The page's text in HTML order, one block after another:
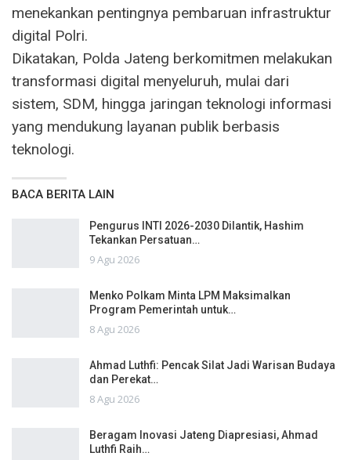
menekankan pentingnya pembaruan infrastruktur
digital Polri.
Dikatakan, Polda Jateng berkomitmen melakukan
transformasi digital menyeluruh, mulai dari
sistem, SDM, hingga jaringan teknologi informasi
yang mendukung layanan publik berbasis
teknologi.
BACA BERITA LAIN
Pengurus INTI 2026-2030 Dilantik, Hashim
Tekankan Persatuan…
9 Agu 2026
Menko Polkam Minta LPM Maksimalkan
Program Pemerintah untuk…
8 Agu 2026
Ahmad Luthfi: Pencak Silat Jadi Warisan Budaya
dan Perekat…
8 Agu 2026
Beragam Inovasi Jateng Diapresiasi, Ahmad
Luthfi Raih…